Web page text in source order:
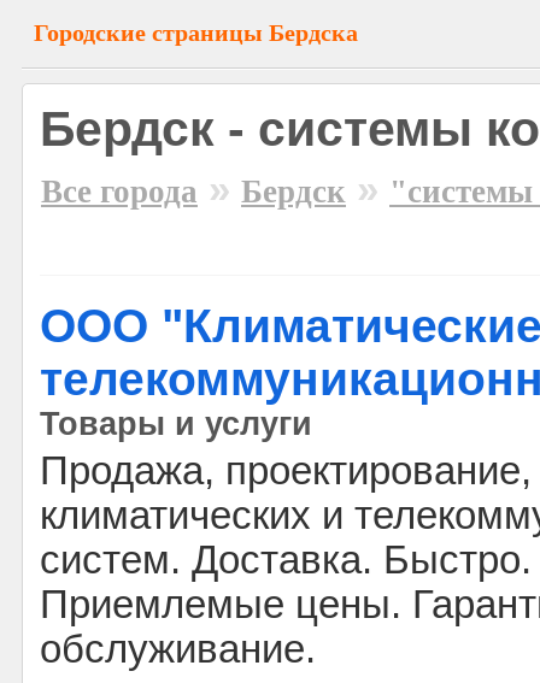
Городские страницы Бердска
Бердск - системы
Все города » Бердск » "системы
ООО
Товары и услуги
Продажа,
климатических и
систем. Доставка.
Приемлемые цены.
обслуживание.